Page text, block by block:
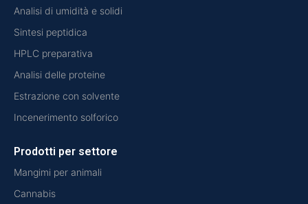
Analisi di umidità e solidi
Sintesi peptidica
HPLC preparativa
Analisi delle proteine
Estrazione con solvente
Incenerimento solforico
Prodotti per settore
Mangimi per animali
Cannabis